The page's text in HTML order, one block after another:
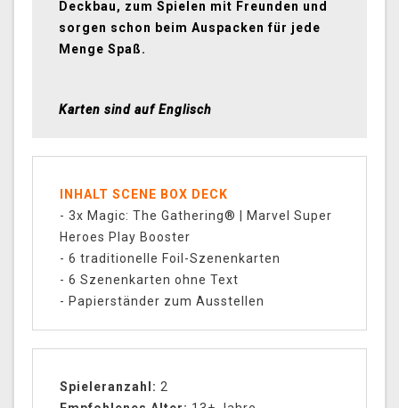
Deckbau, zum Spielen mit Freunden und
sorgen schon beim Auspacken für jede
Menge Spaß.
Karten sind auf Englisch
INHALT SCENE BOX DECK
- 3x Magic: The Gathering® | Marvel Super
Heroes Play Booster
- 6 traditionelle Foil-Szenenkarten
- 6 Szenenkarten ohne Text
- Papierständer zum Ausstellen
Spieleranzahl: 2